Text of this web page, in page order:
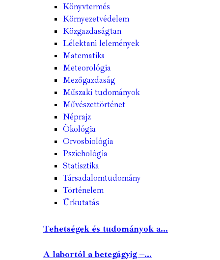
Könyvtermés
Környezetvédelem
Közgazdaságtan
Lélektani lelemények
Matematika
Meteorológia
Mezőgazdaság
Műszaki tudományok
Művészettörténet
Néprajz
Ökológia
Orvosbiológia
Pszichológia
Statisztika
Társadalomtudomány
Történelem
Űrkutatás
Tehetségek és tudományok a...
A labortól a betegágyig –...